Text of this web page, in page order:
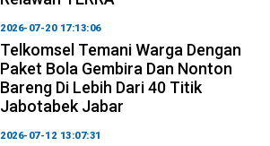
2026-07-20 17:13:06
Telkomsel Temani Warga Dengan
Paket Bola Gembira Dan Nonton
Bareng Di Lebih Dari 40 Titik
Jabotabek Jabar
2026-07-12 13:07:31